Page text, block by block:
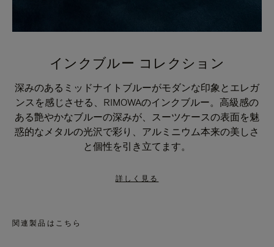
インクブルー コレクション
深みのあるミッドナイトブルーがモダンな印象とエレガ
ンスを感じさせる、RIMOWAのインクブルー。高級感の
ある艶やかなブルーの深みが、スーツケースの表面を魅
惑的なメタルの光沢で彩り、アルミニウム本来の美しさ
と個性を引き立てます。
詳しく見る
関連製品はこちら